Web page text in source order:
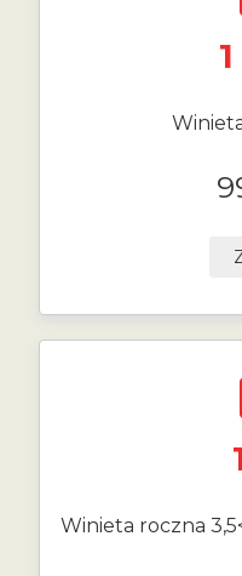
1
Winieta roczna